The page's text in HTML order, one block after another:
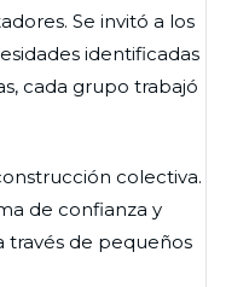
Se invitó a los
identificadas
cada grupo trabajó
colectiva.
de confianza y
través de pequeños